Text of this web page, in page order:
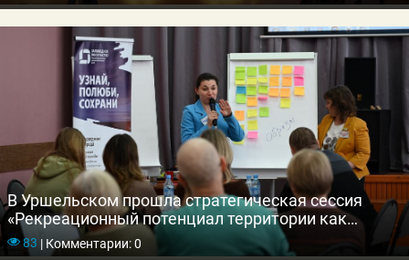
В Уршельском прошла стратегическая сессия
«Рекреационный потенциал территории как
драйвер регионального развития»
83 |Комментарии: 0